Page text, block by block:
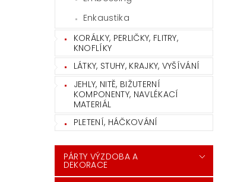
Enkaustika
KORÁLKY, PERLIČKY, FLITRY,
KNOFLÍKY
LÁTKY, STUHY, KRAJKY, VYŠÍVÁNÍ
JEHLY, NITĚ, BIŽUTERNÍ
KOMPONENTY, NAVLÉKACÍ
MATERIÁL
PLETENÍ, HÁČKOVÁNÍ
PÁRTY VÝZDOBA A
DEKORACE